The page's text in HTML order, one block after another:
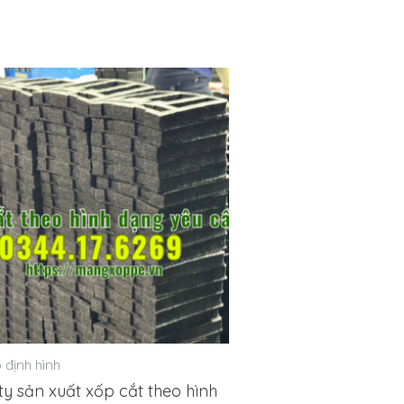
định hình
sản xuất xốp cắt theo hình